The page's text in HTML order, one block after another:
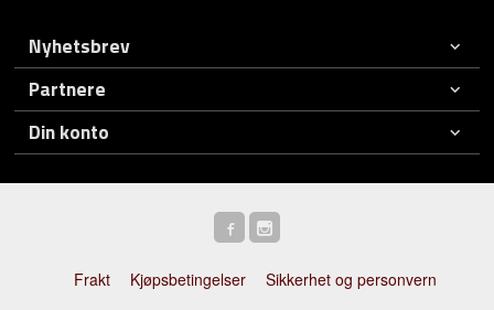
Nyhetsbrev
Partnere
Din konto
Frakt Kjøpsbetingelser Sikkerhet og personvern